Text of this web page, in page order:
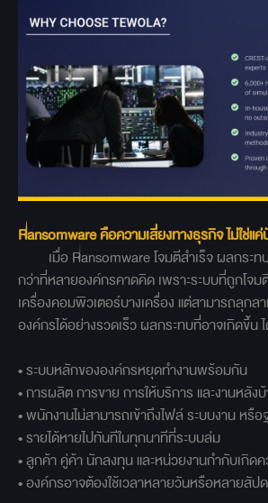
Ransomware คือความเสี่ยงทางธุรกิจ ไม่ใช่แ
เมื่อ Ransomware โจมตีสำเร็จ ผลกระท
กว่าที่หลายองค์กรคาดคิด เพราะระบบที่ถูกโจม
เครื่องคอมพิวเตอร์บางเครื่อง แต่สามารถลุกล
องค์กรได้อย่างรวดเร็ว ผลกระทบที่อาจเกิดขึ้น
• ระบบหลักขององค์กรหยุดทำงานพร้อมกัน
• การผลิต การขาย การให้บริการ และงานหลัง
• พนักงานไม่สามารถเข้าถึงไฟล์ ระบบงาน หรื
• รายได้หายไปทันทีในทุกนาทีที่ระบบล่ม
• ลูกค้า คู่ค้า นักลงทุน และหน่วยงานกำกับเกิดค
• องค์กรอาจต้องใช้เวลาหลายวันหรือหลายสัป